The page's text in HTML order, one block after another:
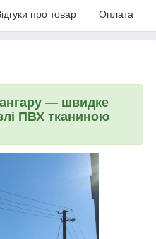
про товар Оплата
— швидке
ПВХ тканиною